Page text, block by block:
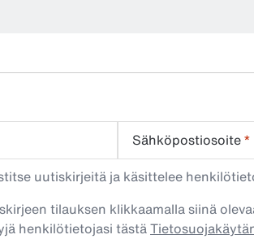
Sähköpostiosoite*
uutiskirjeitä ja käsittelee
tilauksen klikkaamalla siinä
henkilötietojasi tästä